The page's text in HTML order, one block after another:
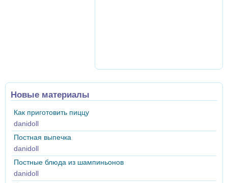
Новые материалы
Как приготовить пиццу
danidoll
Постная выпечка
danidoll
Постные блюда из шампиньонов
danidoll